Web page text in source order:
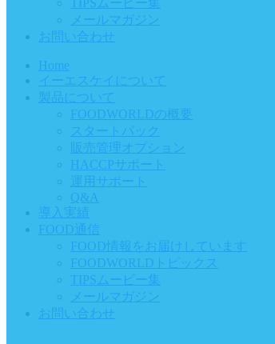
TIPSムービー集
メールマガジン
お問い合わせ
Home
イーエスケイについて
製品について
FOODWORLDの概要
スタートパック
販売管理オプション
HACCPサポート
運用サポート
Q&A
導入実績
FOOD通信
FOOD情報をお届けしています
FOODWORLDトピックス
TIPSムービー集
メールマガジン
お問い合わせ